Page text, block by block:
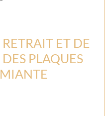
ET DE
PLAQUES